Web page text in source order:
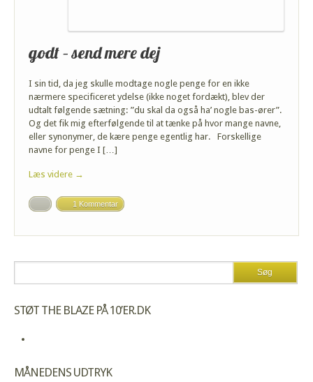
godt – send mere dej
I sin tid, da jeg skulle modtage nogle penge for en ikke
nærmere specificeret ydelse (ikke noget fordækt), blev der
udtalt følgende sætning: ”du skal da også ha’ nogle bas-ører”.
Og det fik mig efterfølgende til at tænke på hvor mange navne,
eller synonymer, de kære penge egentlig har. Forskellige
navne for penge I […]
Læs videre →
1 Kommentar
STØT THE BLAZE PÅ 10’ER.DK
MÅNEDENS UDTRYK